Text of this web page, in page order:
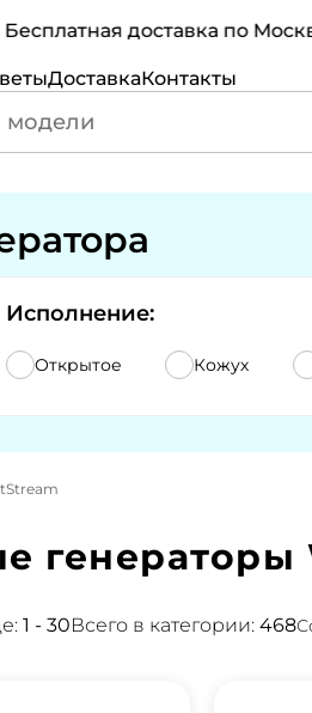
доставка по Москве и
ДоставкаКонтакты
Исполнение:
Открытое Кожух
генераторы
1 - 30Всего в категории: 468